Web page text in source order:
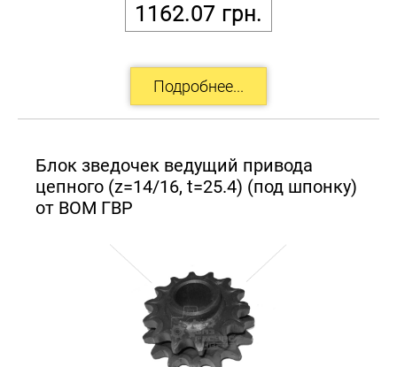
1162.07 грн.
Блок зведочек ведущий привода
цепного (z=14/16, t=25.4) (под шпонку)
от ВОМ ГВР